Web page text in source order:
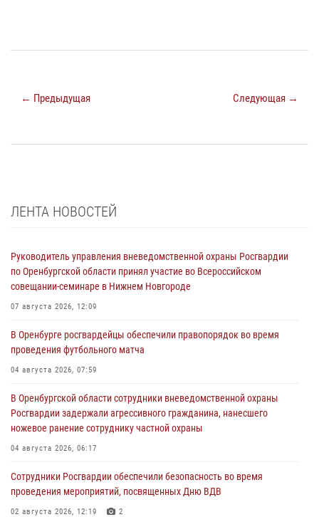
← Предыдущая Следующая →
ЛЕНТА НОВОСТЕЙ
Руководитель управления вневедомственной охраны Росгвардии
по Оренбургской области принял участие во Всероссийском
совещании-семинаре в Нижнем Новгороде
07 августа 2026, 12:09
В Оренбурге росгвардейцы обеспечили правопорядок во время
проведения футбольного матча
04 августа 2026, 07:59
В Оренбургской области сотрудники вневедомственной охраны
Росгвардии задержали агрессивного гражданина, нанесшего
ножевое ранение сотруднику частной охраны
04 августа 2026, 06:17
Сотрудники Росгвардии обеспечили безопасность во время
проведения мероприятий, посвященных Дню ВДВ
02 августа 2026, 12:19 2